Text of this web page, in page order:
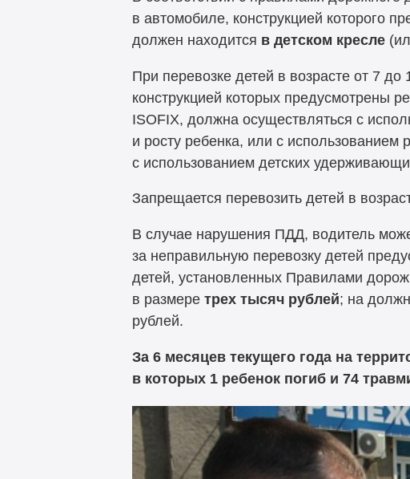
в автомобиле, конструкцией которого
должен находится в детском кресле
При перевозке детей в возрасте от 7
конструкцией которых предусмотрены
ISOFIX, должна осуществляться с
и росту ребенка, или с
с использованием детских
Запрещается перевозить детей в
В случае нарушения ПДД, водитель
за неправильную перевозку детей
детей, установленных Правилами
в размере трех тысяч рублей; на
рублей.
За 6 месяцев текущего года на
в которых 1 ребенок погиб и 74